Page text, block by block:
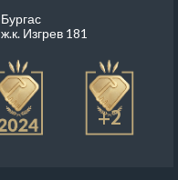
Бургас
ж.к. Изгрев 181
+2